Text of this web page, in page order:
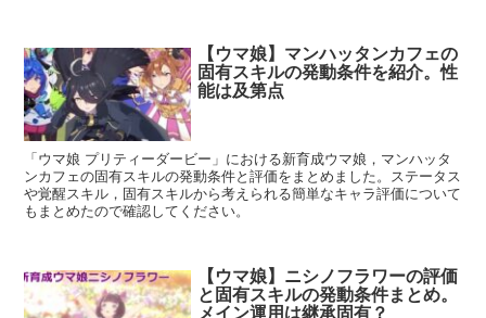
【ウマ娘】マンハッタンカフェの
固有スキルの発動条件を紹介。性
能は及第点
「ウマ娘 プリティーダービー」における新育成ウマ娘，マンハッタ
ンカフェの固有スキルの発動条件と評価をまとめました。ステータス
や覚醒スキル，固有スキルから考えられる簡単なキャラ評価について
もまとめたので確認してください。
【ウマ娘】ニシノフラワーの評価
と固有スキルの発動条件まとめ。
メイン運用は継承固有？